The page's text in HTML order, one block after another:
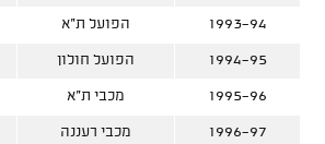
1993-94 הפועל ת"א
1994-95 הפועל חולון
1995-96 מכבי ת"א
1996-97 מכבי רעננה